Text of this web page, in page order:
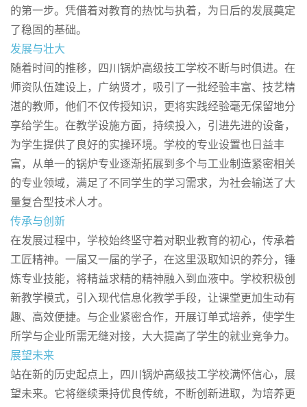
的第一步。凭借着对教育的热忱与执着，为日后的发展奠定
了稳固的基础。
发展与壮大
随着时间的推移，四川锅炉高级技工学校不断与时俱进。在
师资队伍建设上，广纳贤才，吸引了一批经验丰富、技艺精
湛的教师，他们不仅传授知识，更将实践经验毫无保留地分
享给学生。在教学设施方面，持续投入，引进先进的设备，
为学生提供了良好的实操环境。学校的专业设置也日益丰
富，从单一的锅炉专业逐渐拓展到多个与工业制造紧密相关
的专业领域，满足了不同学生的学习需求，为社会输送了大
量复合型技术人才。
传承与创新
在发展过程中，学校始终坚守着对职业教育的初心，传承着
工匠精神。一届又一届的学子，在这里汲取知识的养分，锤
炼专业技能，将精益求精的精神融入到血液中。学校积极创
新教学模式，引入现代信息化教学手段，让课堂更加生动有
趣、高效便捷。与企业紧密合作，开展订单式培养，使学生
所学与企业所需无缝对接，大大提高了学生的就业竞争力。
展望未来
站在新的历史起点上，四川锅炉高级技工学校满怀信心，展
望未来。它将继续秉持优良传统，不断创新进取，为培养更